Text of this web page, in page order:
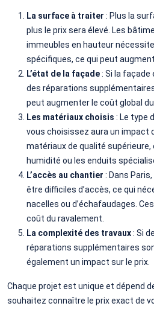
La surface à traiter : Plus la
plus le prix sera élevé. Les
immeubles en hauteur
spécifiques, ce qui peut
L’état de la façade: Si la
des réparations
peut augmenter le coût global
Les matériaux choisis : Le type
vous choisissez aura un impact
matériaux de qualité
humidité ou les enduits
L’accès au chantier : Dans
être difficiles d’accès, ce qui
nacelles ou d’échafaudages.
coût du ravalement.
La complexité des travaux: Si
réparations supplémentaires
également un impact sur le prix.
Chaque projet est unique et dépend
souhaitez connaître le prix exact de